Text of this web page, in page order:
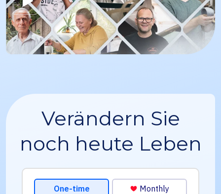
Verändern Sie
noch heute Leben